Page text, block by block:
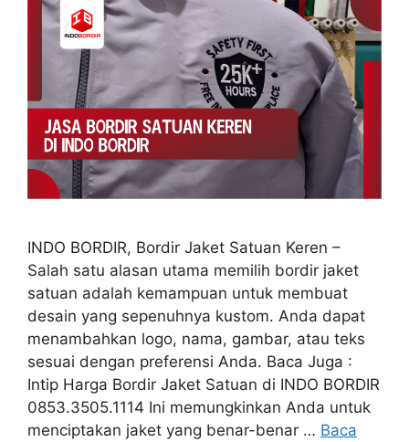
INDO BORDIR, Bordir Jaket Satuan Keren –
Salah satu alasan utama memilih bordir jaket
satuan adalah kemampuan untuk membuat
desain yang sepenuhnya kustom. Anda dapat
menambahkan logo, nama, gambar, atau teks
sesuai dengan preferensi Anda. Baca Juga :
Intip Harga Bordir Jaket Satuan di INDO BORDIR
0853.3505.1114 Ini memungkinkan Anda untuk
menciptakan jaket yang benar-benar … Baca